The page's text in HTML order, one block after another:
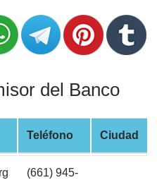
del Banco
Teléfono Ciudad
(661) 945-